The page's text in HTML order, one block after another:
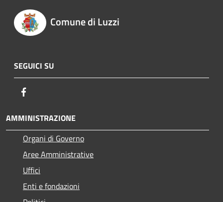
Comune di Luzzi
SEGUICI SU
AMMINISTRAZIONE
Organi di Governo
Aree Amministrative
Uffici
Enti e fondazioni